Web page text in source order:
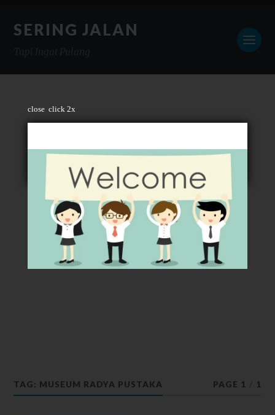
close click 2x
SERING JALAN
TAG: MUSEUM RADYA PUSTAKA PAGE 1 1